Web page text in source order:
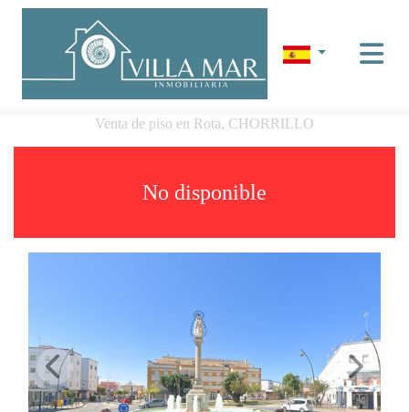
Venta de piso en Rota, CHORRILLO
No disponible